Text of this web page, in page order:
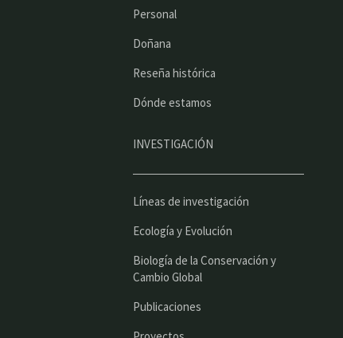
Personal
Doñana
Reseña histórica
Dónde estamos
INVESTIGACIÓN
Líneas de investigación
Ecología y Evolución
Biología de la Conservación y
Cambio Global
Publicaciones